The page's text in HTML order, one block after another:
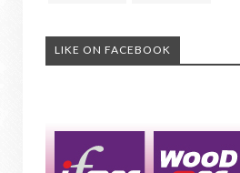
LIKE ON FACEBOOK